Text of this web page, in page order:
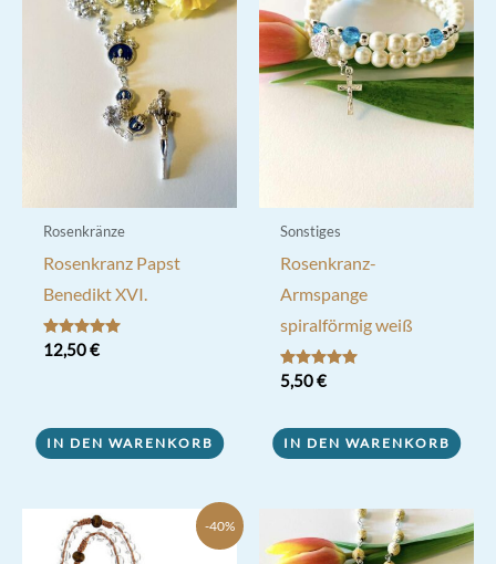
Rosenkränze
Rosenkranz Papst
Benedikt XVI.
Bewertet mit
5.00
12,50€
IN DEN WARENKORB
Sonstiges
Rosenkranz-
Armspange
spiralförmig weiß
Bewertet mit
5.00
5,50€
IN DEN WARENKORB
-40%